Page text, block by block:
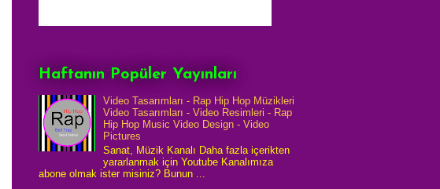
Haftanın Popüler Yayınları
Video Tasarımları - Rap Hip Hop Müzikleri
Video Tasarımları - Video Resimleri - Rap
Hip Hop Music Video Design - Video
Pictures
Sanat, Müzik Kanalı Daha fazla içerikten
yararlanmak için Youtube Kanalımıza
abone olmak ister misiniz? Bunun ...